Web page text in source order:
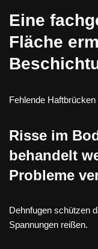
Eine
Fläche
Fehlende
Risse im
behandelt
Probleme
Dehnfugen schützen
Spannungen reißen.